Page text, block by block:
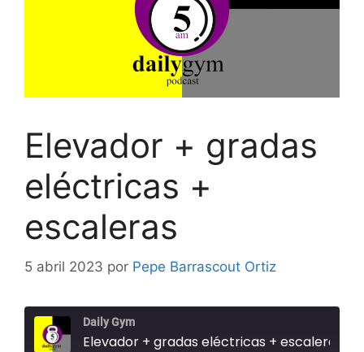
Elevador + gradas
eléctricas +
escaleras
5 abril 2023 por Pepe Barrascout Ortiz
Daily Gym
Elevador + gradas eléctricas + escaleras